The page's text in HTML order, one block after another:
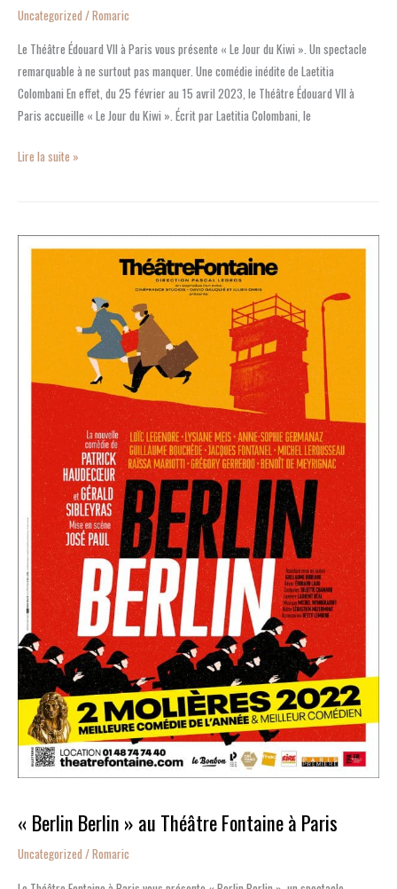
Uncategorized /Romaric
Le Théâtre Édouard VII à Paris vous présente « Le Jour du Kiwi ». Un spectacle
remarquable à ne surtout pas manquer. Une comédie inédite de Laetitia
Colombani En effet, du 25 février au 15 avril 2023, le Théâtre Édouard VII à
Paris accueille « Le Jour du Kiwi ». Écrit par Laetitia Colombani, le
Lire la suite »
« Berlin Berlin » au Théâtre Fontaine à Paris
Uncategorized /Romaric
« Berlin